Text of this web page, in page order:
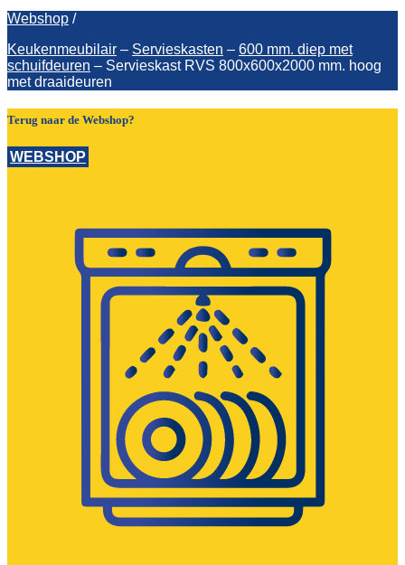
Webshop /
Keukenmeubilair – Servieskasten – 600 mm. diep met
schuifdeuren – Servieskast RVS 800x600x2000 mm. hoog
met draaideuren
Terug naar de Webshop?
WEBSHOP